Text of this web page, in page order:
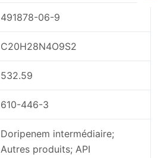
491878-06-9
C20H28N4O9S2
532.59
610-446-3
Doripenem intermédiaire;
Autres produits; API